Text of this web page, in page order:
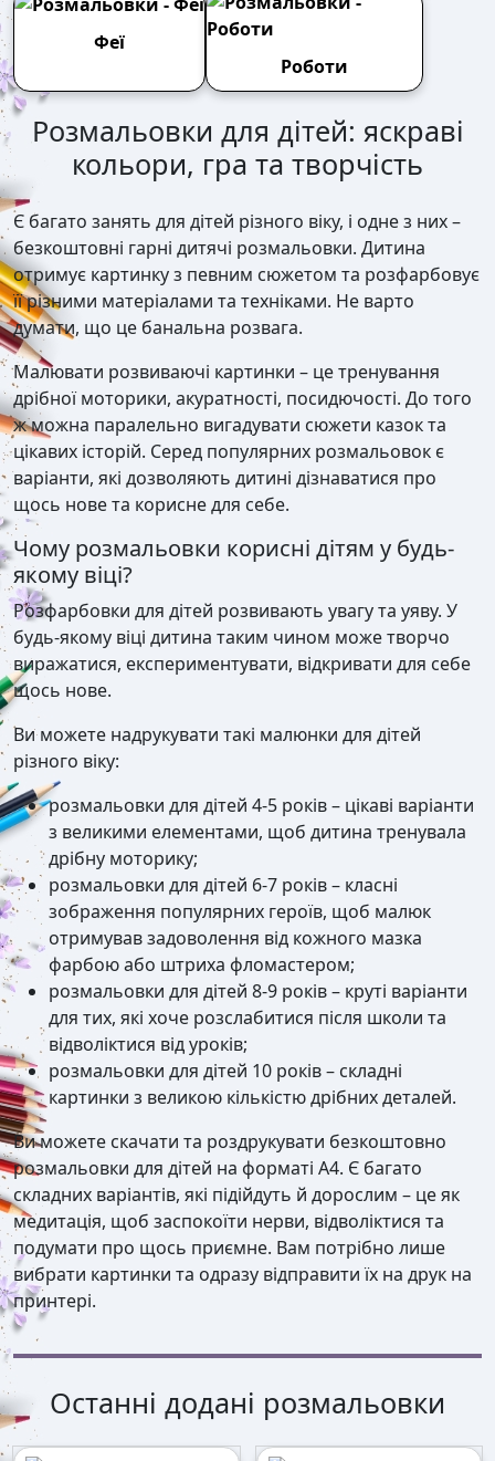
Феї
Роботи
Розмальовки для дітей: яскраві
кольори, гра та творчість
Є багато занять для дітей різного віку, і одне з них –
безкоштовні гарні дитячі розмальовки. Дитина
отримує картинку з певним сюжетом та розфарбовує
її різними матеріалами та техніками. Не варто
думати, що це банальна розвага.
Малювати розвиваючі картинки – це тренування
дрібної моторики, акуратності, посидючості. До того
ж можна паралельно вигадувати сюжети казок та
цікавих історій. Серед популярних розмальовок є
варіанти, які дозволяють дитині дізнаватися про
щось нове та корисне для себе.
Чому розмальовки корисні дітям у будь-
якому віці?
Розфарбовки для дітей розвивають увагу та уяву. У
будь-якому віці дитина таким чином може творчо
виражатися, експериментувати, відкривати для себе
щось нове.
Ви можете надрукувати такі малюнки для дітей
різного віку:
розмальовки для дітей 4-5 років – цікаві варіанти
з великими елементами, щоб дитина тренувала
дрібну моторику;
розмальовки для дітей 6-7 років – класні
зображення популярних героїв, щоб малюк
отримував задоволення від кожного мазка
фарбою або штриха фломастером;
розмальовки для дітей 8-9 років – круті варіанти
для тих, які хоче розслабитися після школи та
відволіктися від уроків;
розмальовки для дітей 10 років – складні
картинки з великою кількістю дрібних деталей.
Ви можете скачати та роздрукувати безкоштовно
розмальовки для дітей на форматі А4. Є багато
складних варіантів, які підійдуть й дорослим – це як
медитація, щоб заспокоїти нерви, відволіктися та
подумати про щось приємне. Вам потрібно лише
вибрати картинки та одразу відправити їх на друк на
принтері.
Останні додані розмальовки